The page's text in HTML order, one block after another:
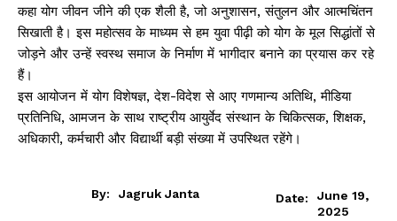
कहा योग जीवन जीने की एक शैली है, जो अनुशासन, संतुलन और आत्मचिंतन
सिखाती है। इस महोत्सव के माध्यम से हम युवा पीढ़ी को योग के मूल सिद्धांतों से
जोड़ने और उन्हें स्वस्थ समाज के निर्माण में भागीदार बनाने का प्रयास कर रहे
हैं।
इस आयोजन में योग विशेषज्ञ, देश-विदेश से आए गणमान्य अतिथि, मीडिया
प्रतिनिधि, आमजन के साथ राष्ट्रीय आयुर्वेद संस्थान के चिकित्सक, शिक्षक,
अधिकारी, कर्मचारी और विद्यार्थी बड़ी संख्या में उपस्थित रहेंगे।
By: Jagruk Janta Date:
June 19,
2025